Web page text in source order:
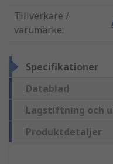
Tillverkare /
varumärke:
Specifikationer
Datablad
Lagstiftning och
Produktdetaljer